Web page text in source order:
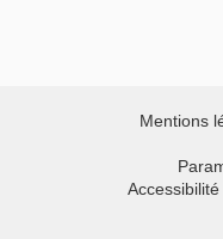
Mentions